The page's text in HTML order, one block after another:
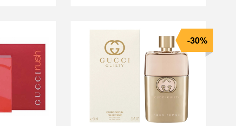
-30%